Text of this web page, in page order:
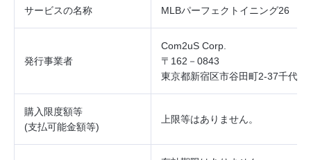
サービスの名称 MLBパーフェクトイニング26
発行事業者
Com2uS Corp.
〒162－0843
東京都新宿区市谷田町2‐37千代
購入限度額等
(支払可能金額等)
上限等はありません。